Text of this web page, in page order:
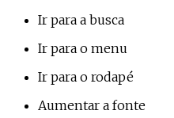
Ir para a busca
Ir para o menu
Ir para o rodapé
Aumentar a fonte